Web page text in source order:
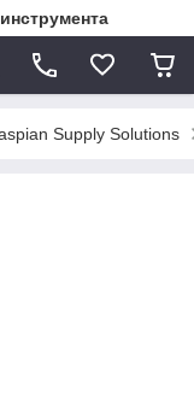
Supply Solutions